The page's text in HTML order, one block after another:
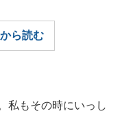
ら読む
私もその時にいっし